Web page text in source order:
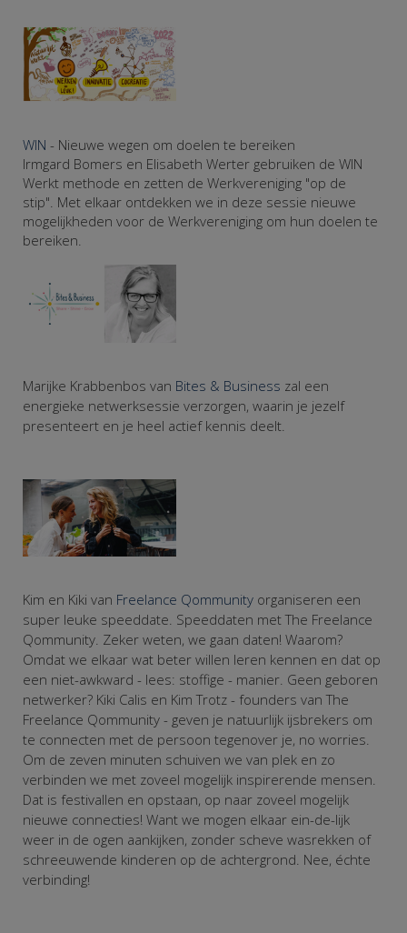
WIN - Nieuwe wegen om doelen te bereiken
Irmgard Bomers en Elisabeth Werter gebruiken de WIN
Werkt methode en zetten de Werkvereniging "op de
stip". Met elkaar ontdekken we in deze sessie nieuwe
mogelijkheden voor de Werkvereniging om hun doelen te
bereiken.
Marijke Krabbenbos van Bites & Business zal een
energieke netwerksessie verzorgen, waarin je jezelf
presenteert en je heel actief kennis deelt.
Kim en Kiki van Freelance Qommunity organiseren een
super leuke speeddate. Speeddaten met The Freelance
Qommunity. Zeker weten, we gaan daten! Waarom?
Omdat we elkaar wat beter willen leren kennen en dat op
een niet-awkward - lees: stoffige - manier. Geen geboren
netwerker? Kiki Calis en Kim Trotz - founders van The
Freelance Qommunity - geven je natuurlijk ijsbrekers om
te connecten met de persoon tegenover je, no worries.
Om de zeven minuten schuiven we van plek en zo
verbinden we met zoveel mogelijk inspirerende mensen.
Dat is festivallen en opstaan, op naar zoveel mogelijk
nieuwe connecties! Want we mogen elkaar ein-de-lijk
weer in de ogen aankijken, zonder scheve wasrekken of
schreeuwende kinderen op de achtergrond. Nee, échte
verbinding!